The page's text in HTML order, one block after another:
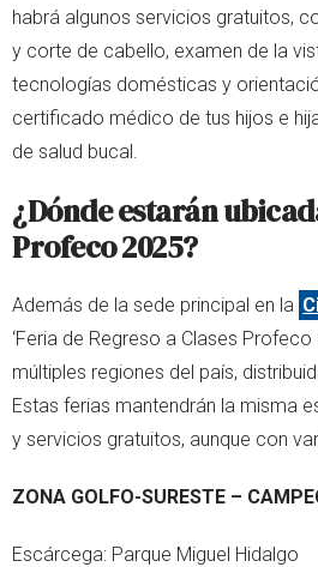
habrá algunos servicios gratuitos,
y corte de cabello, examen de la
tecnologías domésticas y
certificado médico de tus hijos e
de salud bucal.
¿Dónde estarán
Profeco 2025?
Además de la sede principal en la
‘Feria de Regreso a Clases
múltiples regiones del país,
Estas ferias mantendrán la misma
y servicios gratuitos, aunque con
ZONA GOLFO-SURESTE –
Escárcega: Parque Miguel Hidalgo